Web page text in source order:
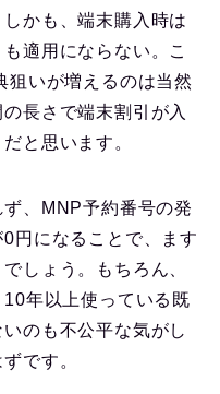
かも、端末購入時は
適用にならない。こ
狙いが増えるのは当然
長さで端末割引が入
と思います。
、MNP予約番号の発
円になることで、ます
しょう。もちろん、
年以上使っている既
のも不公平な気がし
です。